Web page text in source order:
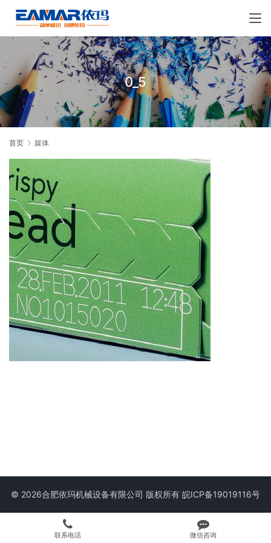
0_5
首页 媒体
© 2026合肥依玛机械设备有限公司 版权所有 皖ICP备19019116号
联系电话 微信咨询